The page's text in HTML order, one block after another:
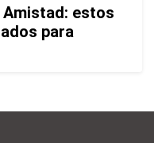
Amistad: estos
para